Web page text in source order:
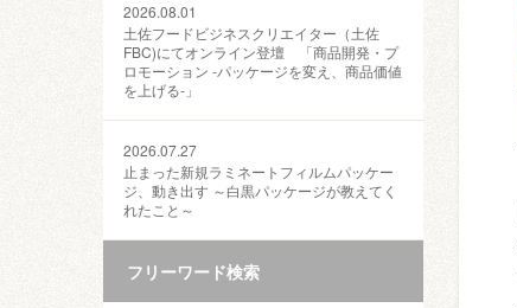
2026.08.01
土佐フードビジネスクリエイター（土佐
FBC)にてオンライン登壇 「商品開発・プ
ロモーション ‐パッケージを変え、商品価値
を上げる‐」
2026.07.27
止まった新規ラミネートフィルムパッケー
ジ、動き出す ～白黒パッケージが教えてく
れたこと～
フリーワード検索